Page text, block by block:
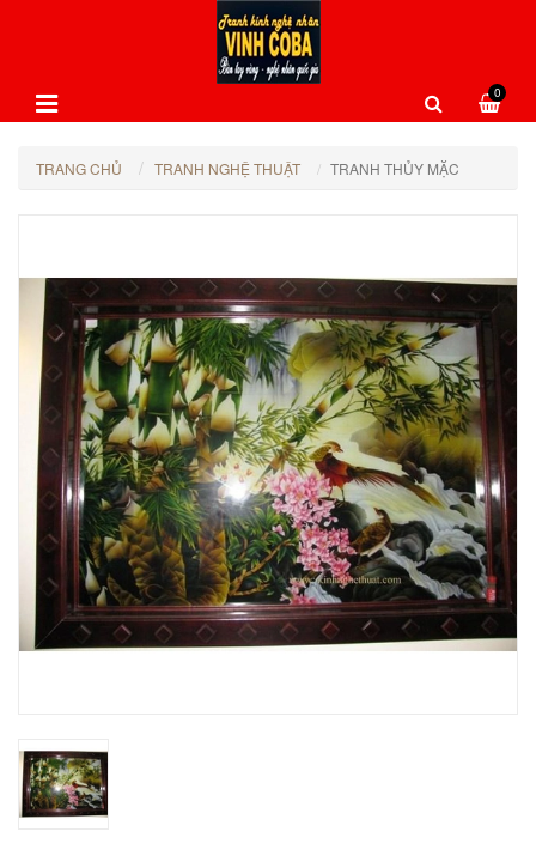
0
TRANG CHỦ TRANH NGHỆ THUẬT TRANH THỦY MẶC